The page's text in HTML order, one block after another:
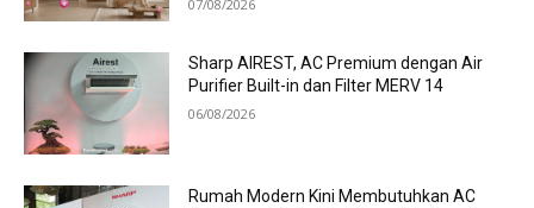
07/08/2026
Sharp AIREST, AC Premium dengan Air
Purifier Built-in dan Filter MERV 14
06/08/2026
Rumah Modern Kini Membutuhkan AC